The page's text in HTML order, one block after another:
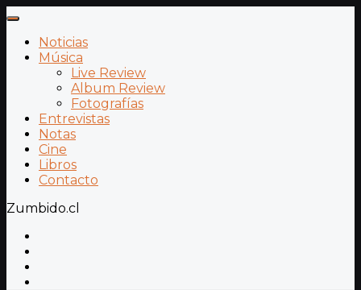
Noticias
Música
Live Review
Album Review
Fotografías
Entrevistas
Notas
Cine
Libros
Contacto
Zumbido.cl